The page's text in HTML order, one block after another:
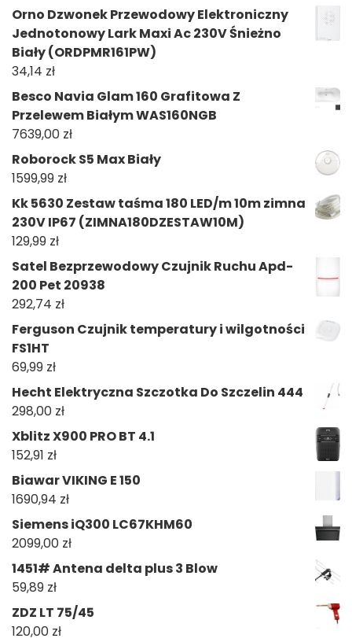
Orno Dzwonek Przewodowy Elektroniczny
Jednotonowy Lark Maxi Ac 230V Śnieżno
Biały (ORDPMR161PW)
34,14 zł
Besco Navia Glam 160 Grafitowa Z
Przelewem Białym WAS160NGB
7639,00 zł
Roborock S5 Max Biały
1599,99 zł
Kk 5630 Zestaw taśma 180 LED/m 10m zimna
230V IP67 (ZIMNA180DZESTAW10M)
129,99 zł
Satel Bezprzewodowy Czujnik Ruchu Apd-
200 Pet 20938
292,74 zł
Ferguson Czujnik temperatury i wilgotności
FS1HT
69,99 zł
Hecht Elektryczna Szczotka Do Szczelin 444
298,00 zł
Xblitz X900 PRO BT 4.1
152,91 zł
Biawar VIKING E 150
1690,94 zł
Siemens iQ300 LC67KHM60
2099,00 zł
1451# Antena delta plus 3 Blow
59,89 zł
ZDZ LT 75/45
120,00 zł